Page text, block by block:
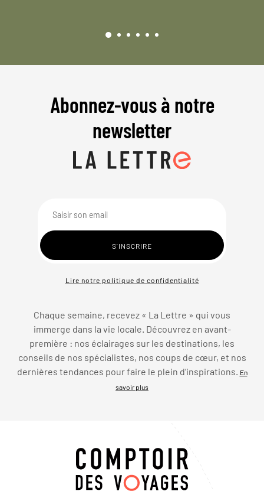
Abonnez-vous à notre
newsletter
Lire notre politique de confidentialité
Chaque semaine, recevez « La Lettre » qui vous
immerge dans la vie locale. Découvrez en avant-
première : nos éclairages sur les destinations, les
conseils de nos spécialistes, nos coups de cœur, et nos
dernières tendances pour faire le plein d’inspirations. En
savoir plus